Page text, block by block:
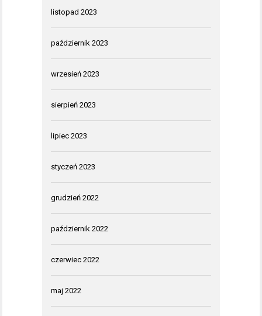
listopad 2023
październik 2023
wrzesień 2023
sierpień 2023
lipiec 2023
styczeń 2023
grudzień 2022
październik 2022
czerwiec 2022
maj 2022